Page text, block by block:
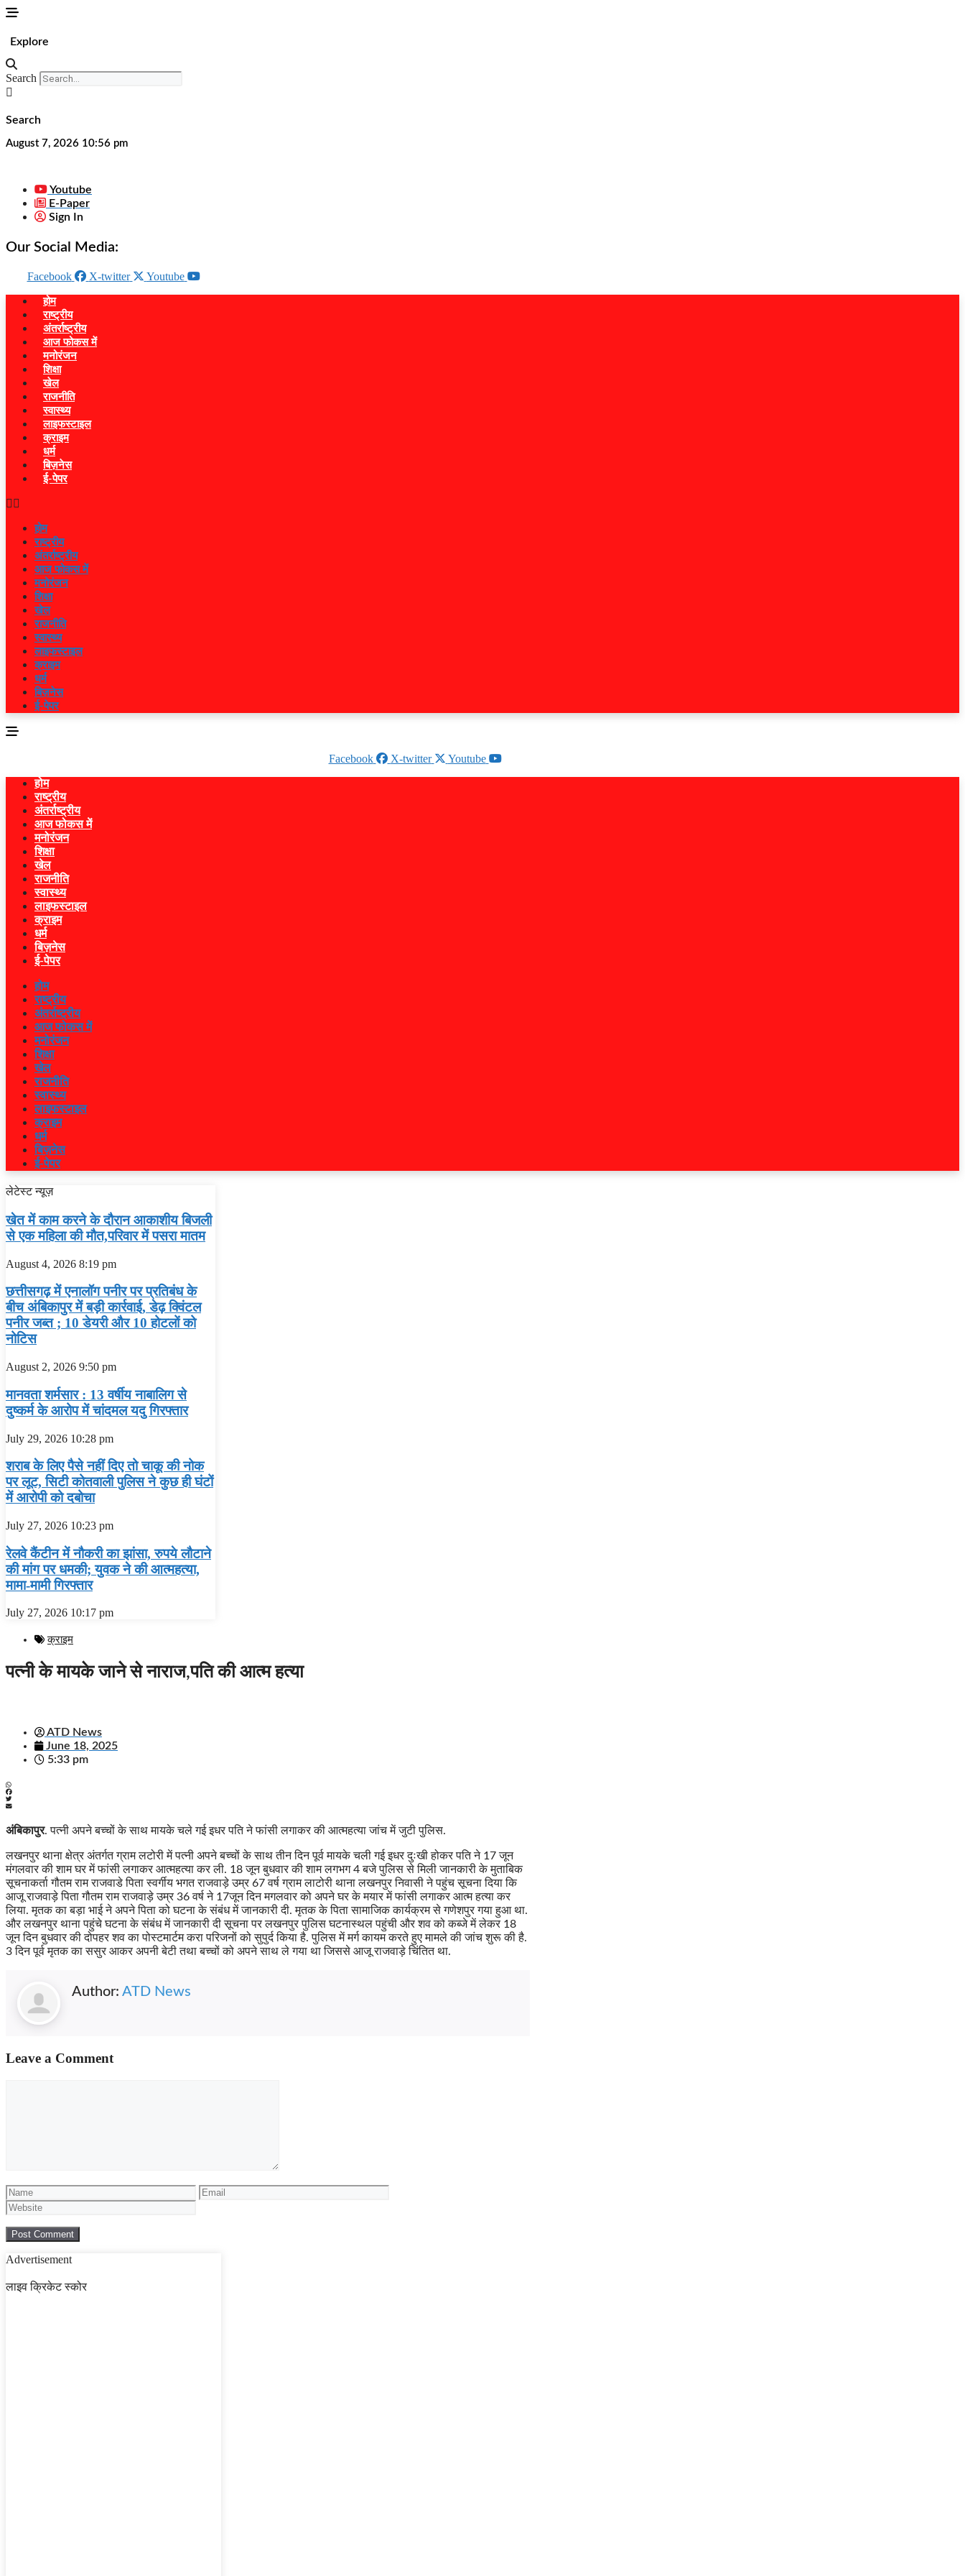
Skip
content
Explore
Search
Search
August 7, 2026 10:56 pm
Youtube
E-Paper
Sign In
Our Social Media:
Facebook X-twitter Youtube
होम
राष्ट्रीय
अंतर्राष्ट्रीय
आज फोकस में
मनोरंजन
शिक्षा
खेल
राजनीति
स्वास्थ्य
लाइफस्टाइल
क्राइम
धर्म
बिज़नेस
ई-पेपर
होम
राष्ट्रीय
अंतर्राष्ट्रीय
आज फोकस में
मनोरंजन
शिक्षा
खेल
राजनीति
स्वास्थ्य
लाइफस्टाइल
क्राइम
धर्म
बिज़नेस
ई-पेपर
Facebook X-twitter Youtube
होम
राष्ट्रीय
अंतर्राष्ट्रीय
आज फोकस में
मनोरंजन
शिक्षा
खेल
राजनीति
स्वास्थ्य
लाइफस्टाइल
क्राइम
धर्म
बिज़नेस
ई-पेपर
होम
राष्ट्रीय
अंतर्राष्ट्रीय
आज फोकस में
मनोरंजन
शिक्षा
खेल
राजनीति
स्वास्थ्य
लाइफस्टाइल
क्राइम
धर्म
बिज़नेस
ई-पेपर
लेटेस्ट न्यूज़
खेत में काम करने के दौरान आकाशीय बिजली
से एक महिला की मौत,परिवार में पसरा मातम
August 4, 2026 8:19 pm
छत्तीसगढ़ में एनालॉग पनीर पर प्रतिबंध के
बीच अंबिकापुर में बड़ी कार्रवाई, डेढ़ क्विंटल
पनीर जब्त ; 10 डेयरी और 10 होटलों को
नोटिस
August 2, 2026 9:50 pm
मानवता शर्मसार : 13 वर्षीय नाबालिग से
दुष्कर्म के आरोप में चांदमल यदु गिरफ्तार
July 29, 2026 10:28 pm
शराब के लिए पैसे नहीं दिए तो चाकू की नोक
पर लूट, सिटी कोतवाली पुलिस ने कुछ ही घंटों
में आरोपी को दबोचा
July 27, 2026 10:23 pm
रेलवे कैंटीन में नौकरी का झांसा, रुपये लौटाने
की मांग पर धमकी; युवक ने की आत्महत्या,
मामा-मामी गिरफ्तार
July 27, 2026 10:17 pm
क्राइम
पत्नी के मायके जाने से नाराज,पति की आत्म हत्या
ATD News
June 18, 2025
5:33 pm
अंबिकापुर. पत्नी अपने बच्चों के साथ मायके चले गई इधर पति ने फांसी लगाकर की आत्महत्या जांच में जुटी पुलिस.
लखनपुर थाना क्षेत्र अंतर्गत ग्राम लटोरी में पत्नी अपने बच्चों के साथ तीन दिन पूर्व मायके चली गई इधर दुःखी होकर पति ने 17 जून
मंगलवार की शाम घर में फांसी लगाकर आत्महत्या कर ली. 18 जून बुधवार की शाम लगभग 4 बजे पुलिस से मिली जानकारी के मुताबिक
सूचनाकर्ता गौतम राम राजवाडे पिता स्वर्गीय भगत राजवाड़े उम्र 67 वर्ष ग्राम लाटोरी थाना लखनपुर निवासी ने पहुंच सूचना दिया कि
आजू राजवाड़े पिता गौतम राम राजवाड़े उम्र 36 वर्ष ने 17जून दिन मगलवार को अपने घर के मयार में फांसी लगाकर आत्म हत्या कर
लिया. मृतक का बड़ा भाई ने अपने पिता को घटना के संबंध में जानकारी दी. मृतक के पिता सामाजिक कार्यक्रम से गणेशपुर गया हुआ था.
और लखनपुर थाना पहुंचे घटना के संबंध में जानकारी दी सूचना पर लखनपुर पुलिस घटनास्थल पहुंची और शव को कब्जे में लेकर 18
जून दिन बुधवार की दोपहर शव का पोस्टमार्टम करा परिजनों को सुपुर्द किया है. पुलिस में मर्ग कायम करते हुए मामले की जांच शुरू की है.
3 दिन पूर्व मृतक का ससुर आकर अपनी बेटी तथा बच्चों को अपने साथ ले गया था जिससे आजू राजवाड़े चिंतित था.
Author: ATD News
Leave a Comment
Name Email
Advertisement
लाइव क्रिकेट स्कोर